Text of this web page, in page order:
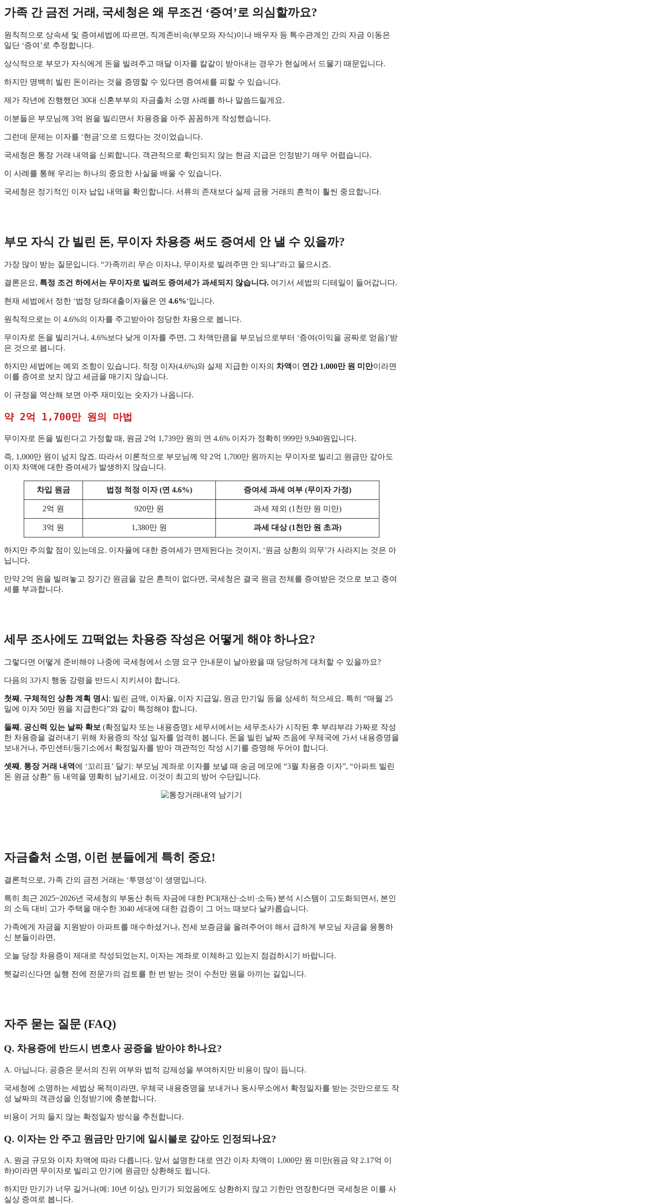
가족 간 금전 거래, 국세청은 왜 무조건 ‘증여’로 의심할까요?
원칙적으로 상속세 및 증여세법에 따르면, 직계존비속(부모와 자식)이나 배우자 등 특수관계인 간의 자금 이동은
일단 ‘증여’로 추정합니다.
​상식적으로 부모가 자식에게 돈을 빌려주고 매달 이자를 칼같이 받아내는 경우가 현실에서 드물기 때문입니다.
​하지만 명백히 빌린 돈이라는 것을 증명할 수 있다면 증여세를 피할 수 있습니다.
​제가 작년에 진행했던 30대 신혼부부의 자금출처 소명 사례를 하나 말씀드릴게요.
​이분들은 부모님께 3억 원을 빌리면서 차용증을 아주 꼼꼼하게 작성했습니다.
​그런데 문제는 이자를 ‘현금’으로 드렸다는 것이었습니다.
​국세청은 통장 거래 내역을 신뢰합니다. 객관적으로 확인되지 않는 현금 지급은 인정받기 매우 어렵습니다.
​이 사례를 통해 우리는 하나의 중요한 사실을 배울 수 있습니다.
​국세청은 정기적인 이자 납입 내역을 확인합니다. 서류의 존재보다 실제 금융 거래의 흔적이 훨씬 중요합니다.
부모 자식 간 빌린 돈, 무이자 차용증 써도 증여세 안 낼 수 있을까?
​가장 많이 받는 질문입니다. “가족끼리 무슨 이자냐, 무이자로 빌려주면 안 되냐”라고 물으시죠.
​결론은요, 특정 조건 하에서는 무이자로 빌려도 증여세가 과세되지 않습니다. 여기서 세법의 디테일이 들어갑니다.
​현재 세법에서 정한 ‘법정 당좌대출이자율은 연 4.6%‘입니다.
​원칙적으로는 이 4.6%의 이자를 주고받아야 정당한 차용으로 봅니다.
​무이자로 돈을 빌리거나, 4.6%보다 낮게 이자를 주면, 그 차액만큼을 부모님으로부터 ‘증여(이익을 공짜로 얻음)’받
은 것으로 봅니다.
​하지만 세법에는 예외 조항이 있습니다. 적정 이자(4.6%)와 실제 지급한 이자의 차액이 연간 1,000만 원 미만이라면
이를 증여로 보지 않고 세금을 매기지 않습니다.
이 규정을 역산해 보면 아주 재미있는 숫자가 나옵니다.
약 2억 1,700만 원의 마법
무이자로 돈을 빌린다고 가정할 때, 원금 2억 1,739만 원의 연 4.6% 이자가 정확히 999만 9,940원입니다.
​즉, 1,000만 원이 넘지 않죠. 따라서 이론적으로 부모님께 약 2억 1,700만 원까지는 무이자로 빌리고 원금만 갚아도
이자 차액에 대한 증여세가 발생하지 않습니다.
차입 원금 법정 적정 이자 (연 4.6%) 증여세 과세 여부 (무이자 가정)
2억 원 920만 원 과세 제외 (1천만 원 미만)
3억 원 1,380만 원 과세 대상 (1천만 원 초과)
하지만 주의할 점이 있는데요. 이자율에 대한 증여세가 면제된다는 것이지, ‘원금 상환의 의무’가 사라지는 것은 아
닙니다.
​만약 2억 원을 빌려놓고 장기간 원금을 갚은 흔적이 없다면, 국세청은 결국 원금 전체를 증여받은 것으로 보고 증여
세를 부과합니다.
세무 조사에도 끄떡없는 차용증 작성은 어떻게 해야 하나요?
​그렇다면 어떻게 준비해야 나중에 국세청에서 소명 요구 안내문이 날아왔을 때 당당하게 대처할 수 있을까요?
​다음의 3가지 행동 강령을 반드시 지키셔야 합니다.
첫째 , 구체적인 상환 계획 명시 : 빌린 금액, 이자율, 이자 지급일, 원금 만기일 등을 상세히 적으세요. 특히 “매월 25
일에 이자 50만 원을 지급한다”와 같이 특정해야 합니다.
​둘째 , 공신력 있는 날짜 확보 (확정일자 또는 내용증명): 세무서에서는 세무조사가 시작된 후 부랴부랴 가짜로 작성
한 차용증을 걸러내기 위해 차용증의 작성 일자를 엄격히 봅니다. 돈을 빌린 날짜 즈음에 우체국에 가서 내용증명을
보내거나, 주민센터/등기소에서 확정일자를 받아 객관적인 작성 시기를 증명해 두어야 합니다.
셋째 , 통장 거래 내역 에 ‘꼬리표’ 달기: 부모님 계좌로 이자를 보낼 때 송금 메모에 “3월 차용증 이자”, “아파트 빌린
돈 원금 상환” 등 내역을 명확히 남기세요. 이것이 최고의 방어 수단입니다.
자금출처 소명, 이런 분들에게 특히 중요!
​결론적으로, 가족 간의 금전 거래는 ‘투명성’이 생명입니다.
​특히 최근 2025~2026년 국세청의 부동산 취득 자금에 대한 PCI(재산·소비·소득) 분석 시스템이 고도화되면서, 본인
의 소득 대비 고가 주택을 매수한 3040 세대에 대한 검증이 그 어느 때보다 날카롭습니다.
​가족에게 자금을 지원받아 아파트를 매수하셨거나, 전세 보증금을 올려주어야 해서 급하게 부모님 자금을 융통하
신 분들이라면,
​오늘 당장 차용증이 제대로 작성되었는지, 이자는 계좌로 이체하고 있는지 점검하시기 바랍니다.
​헷갈리신다면 실행 전에 전문가의 검토를 한 번 받는 것이 수천만 원을 아끼는 길입니다.
자주 묻는 질문 (FAQ)
Q. 차용증에 반드시 변호사 공증을 받아야 하나요?
​A. 아닙니다. 공증은 문서의 진위 여부와 법적 강제성을 부여하지만 비용이 많이 듭니다.
​국세청에 소명하는 세법상 목적이라면, 우체국 내용증명을 보내거나 동사무소에서 확정일자를 받는 것만으로도 작
성 날짜의 객관성을 인정받기에 충분합니다.
​비용이 거의 들지 않는 확정일자 방식을 추천합니다.
​​Q. 이자는 안 주고 원금만 만기에 일시불로 갚아도 인정되나요?
​A. 원금 규모와 이자 차액에 따라 다릅니다. 앞서 설명한 대로 연간 이자 차액이 1,000만 원 미만(원금 약 2.17억 이
하)이라면 무이자로 빌리고 만기에 원금만 상환해도 됩니다.
​하지만 만기가 너무 길거나(예: 10년 이상), 만기가 되었음에도 상환하지 않고 기한만 연장한다면 국세청은 이를 사
실상 증여로 봅니다.